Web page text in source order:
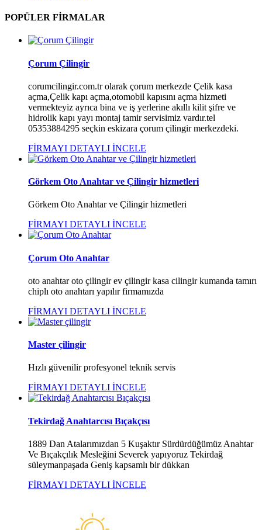
POPÜLER FİRMALAR
Çorum Çilingir
corumcilingir.com.tr olarak çorum merkezde Çelik kasa
açma,Çelik kapı açma,otomobil kapısını açma hizmeti
vermekteyiz ayrıca bina ve iş yerlerine akıllı kilit şifre ve
hidrolik kapı yayı montaj tamir servisimiz vardır.tel
05353884295 seçkin eskizara çorum çilingir merkezdeki.
FİRMAYI DETAYLI İNCELE
Görkem Oto Anahtar ve Çilingir hizmetleri
Görkem Oto Anahtar ve Çilingir hizmetleri
FİRMAYI DETAYLI İNCELE
Çorum Oto Anahtar
oto anahtar oto çilingir ev çilingir kasa cilingir kumanda tamırı
chiplı oto anahtarı yapılır firmamızda
FİRMAYI DETAYLI İNCELE
Master çilingir
Hızlı güvenilir profesyonel teknik servis
FİRMAYI DETAYLI İNCELE
Tekirdağ Anahtarcısı Bıçakçısı
1889 Dan Atalarımızdan 5 Kuşaktır Sürdürdüğümüz Anahtar
Ve Bıçakçılık Mesleğini Severek yapıyoruz Tekirdağ
süleymanpaşada Geniş kapsamlı bir dükkan
FİRMAYI DETAYLI İNCELE